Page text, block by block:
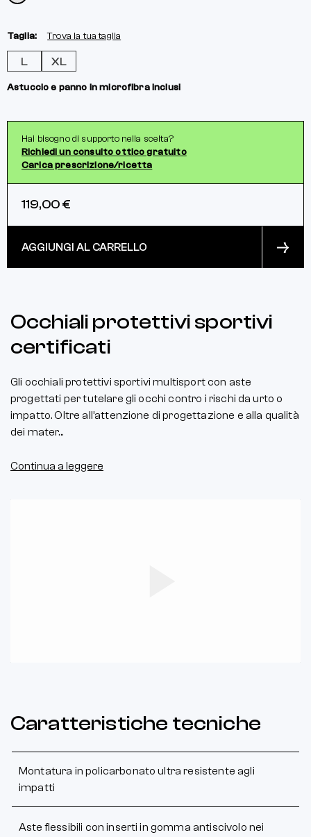
Taglia: Trova la tua taglia
L XL
Astuccio e panno in microfibra inclusi
Hai bisogno di supporto nella scelta?
Richiedi un consulto ottico gratuito
Carica prescrizione/ricetta
119,00 €
AGGIUNGI AL CARRELLO
Occhiali protettivi sportivi
certificati
Gli occhiali protettivi sportivi multisport con aste
progettati per tutelare gli occhi contro i rischi da urto o
impatto. Oltre all’attenzione di progettazione e alla qualità
dei mater...
Continua a leggere
Caratteristiche tecniche
Montatura in policarbonato ultra resistente agli
impatti
Aste flessibili con inserti in gomma antiscivolo nei